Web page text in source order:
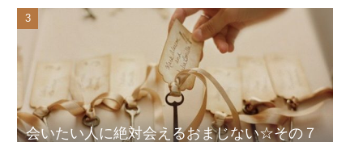
会いたい人に絶対会えるおまじない☆その７